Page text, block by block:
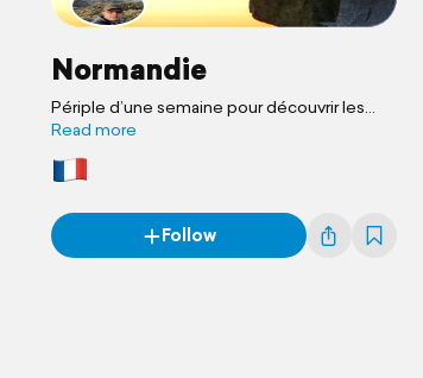
Normandie
Périple d’une semaine pour découvrir les
cotes Normande.
Read more
Follow